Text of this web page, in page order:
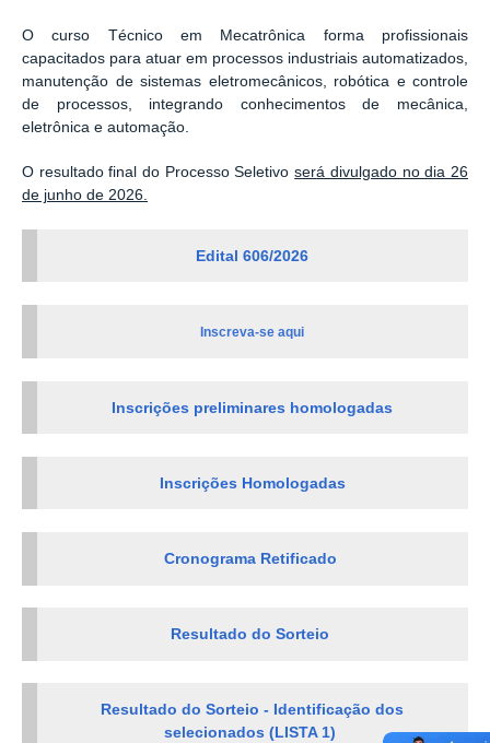
O curso Técnico em Mecatrônica forma profissionais
capacitados para atuar em processos industriais automatizados,
manutenção de sistemas eletromecânicos, robótica e controle
de processos, integrando conhecimentos de mecânica,
eletrônica e automação.
O resultado final do Processo Seletivoserá divulgado no dia 26
de junho de 2026.
Edital 606/2026
Inscreva-se aqui
Inscrições preliminares homologadas
Inscrições Homologadas
Cronograma Retificado
Resultado do Sorteio
Resultado do Sorteio - Identificação dos
selecionados (LISTA 1)